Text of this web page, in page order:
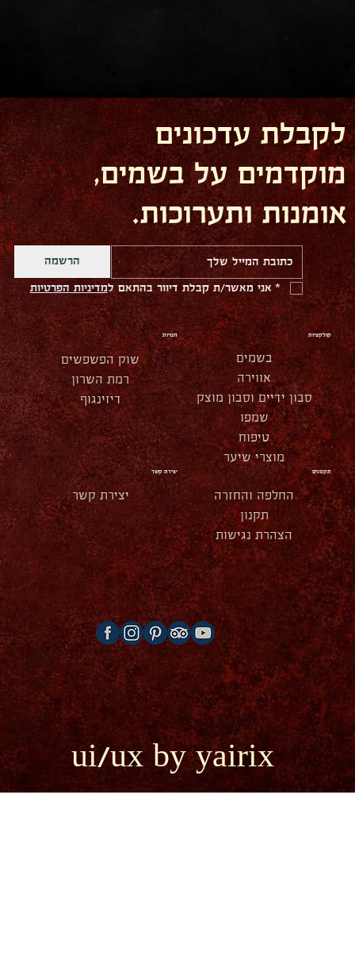
תקנונים
החלפה והחזרה
תקנון
הצהרת נגישות
חנויות
שוק הפשפשים
רמת השרון
דיזינגוף
יצירת קשר
יצירת קשר
קולקציות
בשמים
אווירה
סבון ידיים וסבון מוצק
שמפו
טיפוח
מוצרי שיער
לקבלת עדכונים
מוקדמים על בשמים,
אומנות ותערוכות.
הרשמה
* אני מאשר/ת קבלת דיוור בהתאם למדיניות הפרטיות
ui/ux by yairix